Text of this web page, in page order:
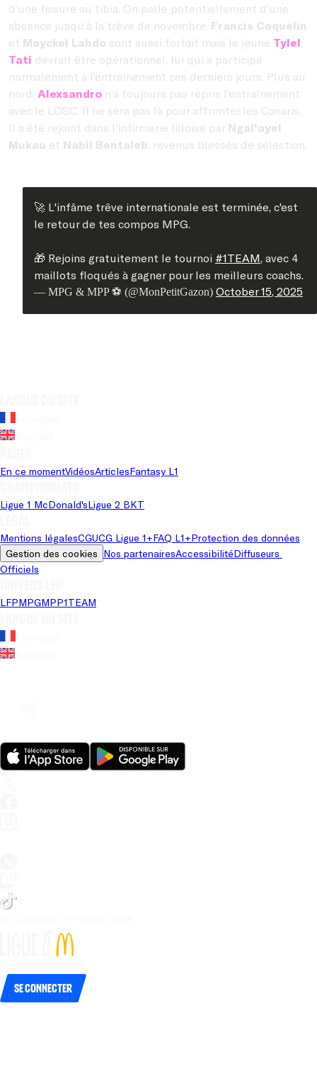
d’une fissure au tibia. On parle potentiellement d’une
absence jusqu’à la trêve de novembre. Francis Coquelin
et Mayckel Lahdo sont aussi forfait mais le jeune Tylel
Tati devrait être opérationnel, lui qui a participé
normalement à l’entraînement ces derniers jours. Plus au
nord, Alexsandro n’a toujours pas repris l’entraînement
avec le LOSC. Il ne sera pas là pour affronter les Canaris.
Il a été rejoint dans l'infirmerie lilloise par Ngal'ayel
Mukau et Nabil Bentaleb, revenus blessés de sélection.
🚀 L'infâme trêve internationale est terminée, c'est
le retour de tes compos MPG.
🎁 Rejoins gratuitement le tournoi #1TEAM, avec 4
maillots floqués à gagner pour les meilleurs coachs.
— MPG & MPP ⚽️ (@MonPetitGazon) October 15, 2025
En ce momentVidéosArticlesFantasy L1
Ligue 1 McDonald'sLigue 2 BKT
Mentions légalesCGUCG Ligue 1+FAQ L1+Protection des données
Gestion des cookies Nos partenairesAccessibilitéDiffuseurs
Officiels
LFPMPGMPP1TEAM
Se connecter